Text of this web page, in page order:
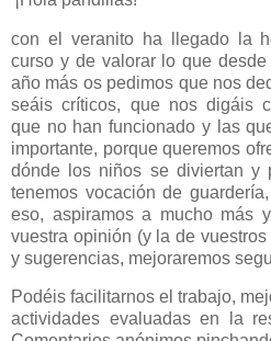
con el veranito ha llegado la
curso y de valorar lo que
año más os pedimos que nos
seáis críticos, que nos digáis
que no han funcionado y las
importante, porque queremos
dónde los niños se diviertan y
tenemos vocación de
eso, aspiramos a mucho más
vuestra opinión (y la de
y sugerencias, mejoraremos
Podéis facilitarnos el trabajo,
actividades evaluadas en la